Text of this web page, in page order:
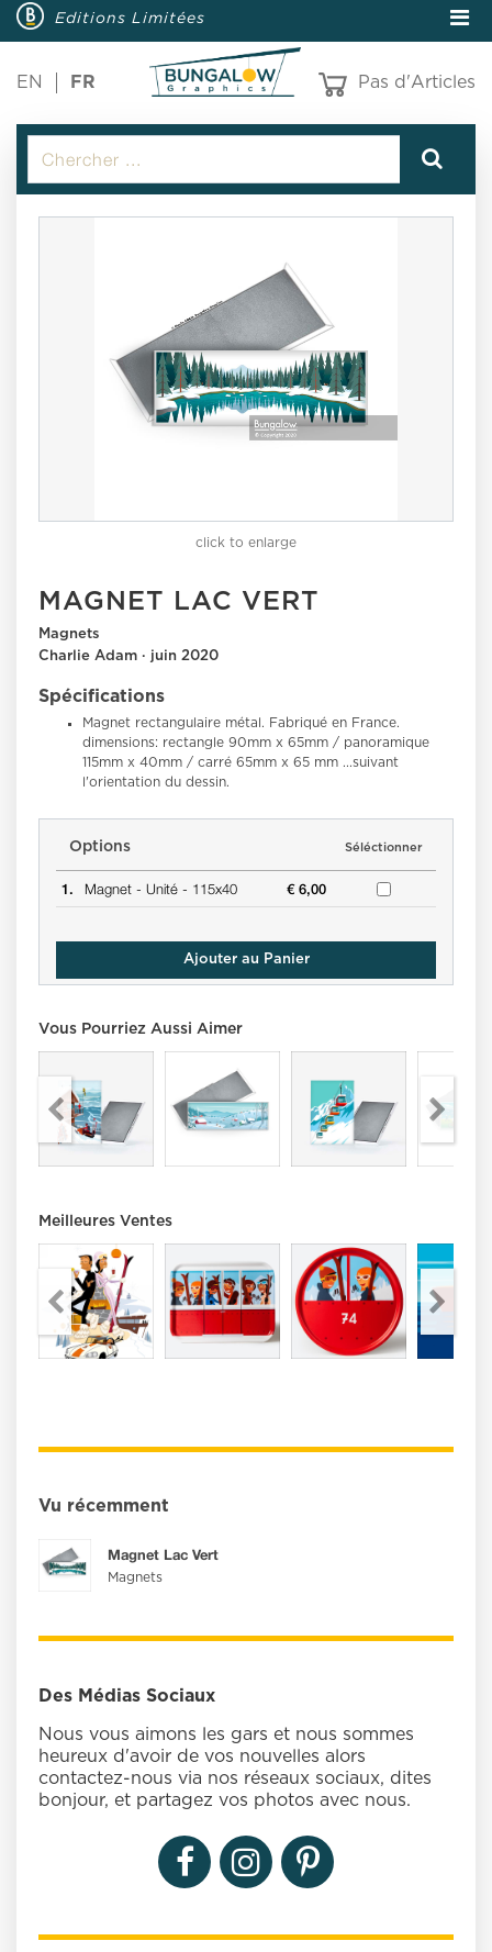
Editions Limitées
EN FR Pas d'Articles
click to enlarge
MAGNET LAC VERT
Magnets
Charlie Adam · juin 2020
Spécifications
Magnet rectangulaire métal. Fabriqué en France.
dimensions: rectangle 90mm x 65mm / panoramique
115mm x 40mm / carré 65mm x 65 mm ...suivant
l'orientation du dessin.
Options Séléctionner
1. Magnet - Unité - 115x40 € 6,00
Ajouter au Panier
Vous Pourriez Aussi Aimer
Meilleures Ventes
Vu récemment
Magnet Lac Vert
Magnets
Des Médias Sociaux
Nous vous aimons les gars et nous sommes
heureux d'avoir de vos nouvelles alors
contactez-nous via nos réseaux sociaux, dites
bonjour, et partagez vos photos avec nous.